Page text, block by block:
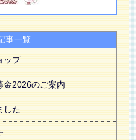
事一覧
ップ
金2026のご案内
した